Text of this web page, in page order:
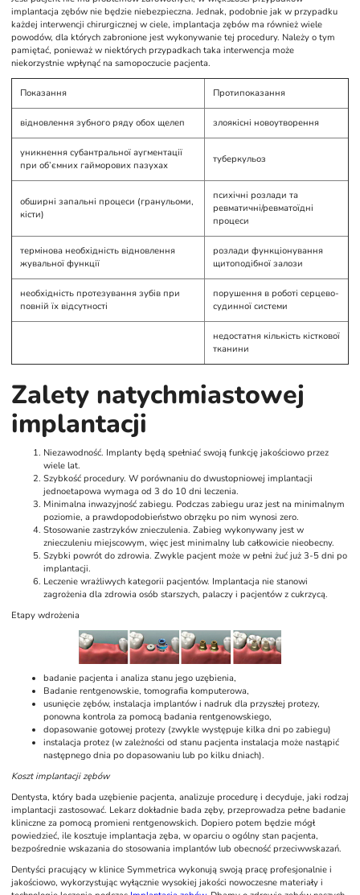
implantacja zębów nie będzie niebezpieczna. Jednak, podobnie jak w przypadku
każdej interwencji chirurgicznej w ciele, implantacja zębów ma również wiele
powodów, dla których zabronione jest wykonywanie tej procedury. Należy o tym
pamiętać, ponieważ w niektórych przypadkach taka interwencja może
niekorzystnie wpłynąć na samopoczucie pacjenta.
Показання Протипоказання
відновлення зубного ряду обох щелеп злоякісні новоутворення
уникнення субантральної аугментації
при об’ємних гайморових пазухах
туберкульоз
обширні запальні процеси (гранульоми,
кісти)
психічні розлади та
ревматичні/ревматоїдні
процеси
термінова необхідність відновлення
жувальної функції
розлади функціонування
щитоподібної залози
необхідність протезування зубів при
повній їх відсутності
порушення в роботі серцево-
судинної системи
недостатня кількість кісткової
тканини
Zalety natychmiastowej
implantacji
Niezawodność. Implanty będą spełniać swoją funkcję jakościowo przez
wiele lat.
Szybkość procedury. W porównaniu do dwustopniowej implantacji
jednoetapowa wymaga od 3 do 10 dni leczenia.
Minimalna inwazyjność zabiegu. Podczas zabiegu uraz jest na minimalnym
poziomie, a prawdopodobieństwo obrzęku po nim wynosi zero.
Stosowanie zastrzyków znieczulenia. Zabieg wykonywany jest w
znieczuleniu miejscowym, więc jest minimalny lub całkowicie nieobecny.
Szybki powrót do zdrowia. Zwykle pacjent może w pełni żuć już 3-5 dni po
implantacji.
Leczenie wrażliwych kategorii pacjentów. Implantacja nie stanowi
zagrożenia dla zdrowia osób starszych, palaczy i pacjentów z cukrzycą.
Etapy wdrożenia
badanie pacjenta i analiza stanu jego uzębienia,
Badanie rentgenowskie, tomografia komputerowa,
usunięcie zębów, instalacja implantów i nadruk dla przyszłej protezy,
ponowna kontrola za pomocą badania rentgenowskiego,
dopasowanie gotowej protezy (zwykle występuje kilka dni po zabiegu)
instalacja protez (w zależności od stanu pacjenta instalacja może nastąpić
następnego dnia po dopasowaniu lub po kilku dniach).
Koszt implantacji zębów
Dentysta, który bada uzębienie pacjenta, analizuje procedurę i decyduje, jaki rodzaj
implantacji zastosować. Lekarz dokładnie bada zęby, przeprowadza pełne badanie
kliniczne za pomocą promieni rentgenowskich. Dopiero potem będzie mógł
powiedzieć, ile kosztuje implantacja zęba, w oparciu o ogólny stan pacjenta,
bezpośrednie wskazania do stosowania implantów lub obecność przeciwwskazań.
Dentyści pracujący w klinice Symmetrica wykonują swoją pracę profesjonalnie i
jakościowo, wykorzystując wyłącznie wysokiej jakości nowoczesne materiały i